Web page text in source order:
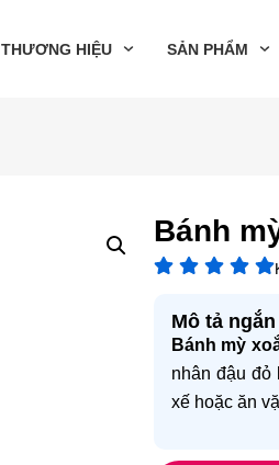
THƯƠNG HIỆU SẢN PHẨM
Bánh
Mô tả
Bánh mỳ
nhân đậu đỏ
xế hoặc ăn